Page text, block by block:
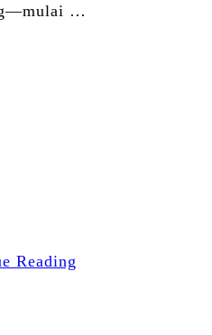
…
Share
Reading